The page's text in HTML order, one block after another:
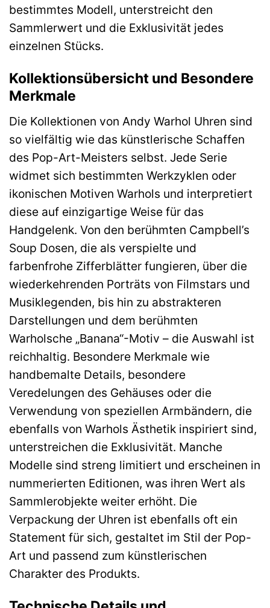
bestimmtes Modell, unterstreicht den
Sammlerwert und die Exklusivität jedes
einzelnen Stücks.
Kollektionsübersicht und Besondere
Merkmale
Die Kollektionen von Andy Warhol Uhren sind
so vielfältig wie das künstlerische Schaffen
des Pop-Art-Meisters selbst. Jede Serie
widmet sich bestimmten Werkzyklen oder
ikonischen Motiven Warhols und interpretiert
diese auf einzigartige Weise für das
Handgelenk. Von den berühmten Campbell’s
Soup Dosen, die als verspielte und
farbenfrohe Zifferblätter fungieren, über die
wiederkehrenden Porträts von Filmstars und
Musiklegenden, bis hin zu abstrakteren
Darstellungen und dem berühmten
Warholsche „Banana“-Motiv – die Auswahl ist
reichhaltig. Besondere Merkmale wie
handbemalte Details, besondere
Veredelungen des Gehäuses oder die
Verwendung von speziellen Armbändern, die
ebenfalls von Warhols Ästhetik inspiriert sind,
unterstreichen die Exklusivität. Manche
Modelle sind streng limitiert und erscheinen in
nummerierten Editionen, was ihren Wert als
Sammlerobjekte weiter erhöht. Die
Verpackung der Uhren ist ebenfalls oft ein
Statement für sich, gestaltet im Stil der Pop-
Art und passend zum künstlerischen
Charakter des Produkts.